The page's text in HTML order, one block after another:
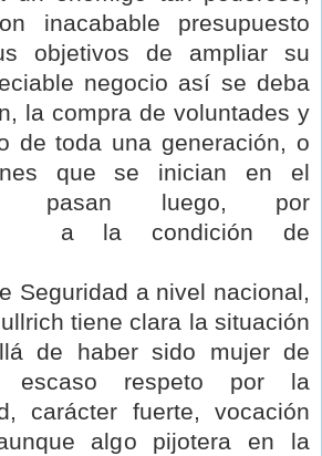
inacabable presupuesto
objetivos de ampliar su
negocio así se deba
la compra de voluntades y
de toda una generación, o
que se inician en el
pasan luego, por
a la condición de
Seguridad a nivel nacional,
tiene clara la situación
de haber sido mujer de
escaso respeto por la
carácter fuerte, vocación
algo pijotera en la